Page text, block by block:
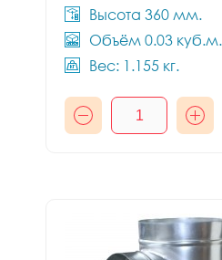
Высота 360 мм.
Объём 0.03 куб.м.
Вес: 1.155 кг.